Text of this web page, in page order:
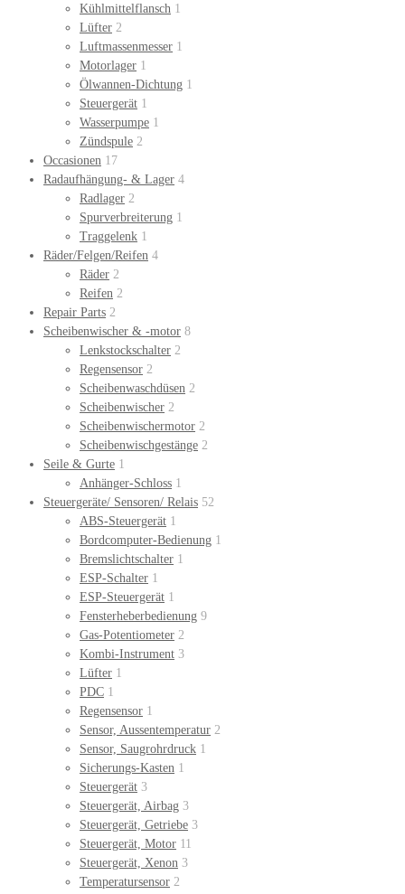
Kühlmittelflansch 1
Lüfter 2
Luftmassenmesser 1
Motorlager 1
Ölwannen-Dichtung 1
Steuergerät 1
Wasserpumpe 1
Zündspule 2
Occasionen 17
Radaufhängung- & Lager 4
Radlager 2
Spurverbreiterung 1
Traggelenk 1
Räder/Felgen/Reifen 4
Räder 2
Reifen 2
Repair Parts 2
Scheibenwischer & -motor 8
Lenkstockschalter 2
Regensensor 2
Scheibenwaschdüsen 2
Scheibenwischer 2
Scheibenwischermotor 2
Scheibenwischgestänge 2
Seile & Gurte 1
Anhänger-Schloss 1
Steuergeräte/ Sensoren/ Relais 52
ABS-Steuergerät 1
Bordcomputer-Bedienung 1
Bremslichtschalter 1
ESP-Schalter 1
ESP-Steuergerät 1
Fensterheberbedienung 9
Gas-Potentiometer 2
Kombi-Instrument 3
Lüfter 1
PDC 1
Regensensor 1
Sensor, Aussentemperatur 2
Sensor, Saugrohrdruck 1
Sicherungs-Kasten 1
Steuergerät 3
Steuergerät, Airbag 3
Steuergerät, Getriebe 3
Steuergerät, Motor 11
Steuergerät, Xenon 3
Temperatursensor 2